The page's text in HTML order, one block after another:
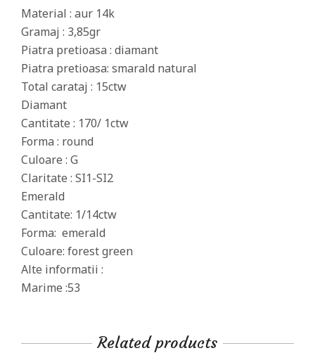
Material : aur 14k
Gramaj : 3,85gr
Piatra pretioasa : diamant
Piatra pretioasa: smarald natural
Total carataj : 15ctw
Diamant
Cantitate : 170/ 1ctw
Forma : round
Culoare : G
Claritate : SI1-SI2
Emerald
Cantitate: 1/14ctw
Forma: emerald
Culoare: forest green
Alte informatii :
Marime :53
Related products